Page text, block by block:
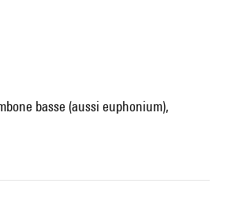
basse (aussi euphonium),